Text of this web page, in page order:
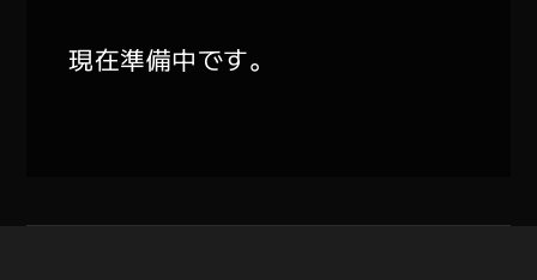
現在準備中です。